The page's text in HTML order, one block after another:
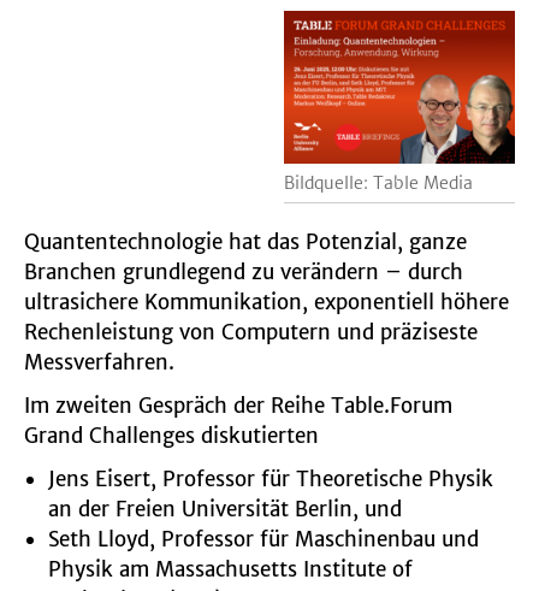
Bildquelle: Table Media
Quantentechnologie hat das Potenzial, ganze
Branchen grundlegend zu verändern – durch
ultrasichere Kommunikation, exponentiell höhere
Rechenleistung von Computern und präziseste
Messverfahren.
Im zweiten Gespräch der Reihe Table.Forum
Grand Challenges diskutierten
Jens Eisert, Professor für Theoretische Physik
an der Freien Universität Berlin, und
Seth Lloyd, Professor für Maschinenbau und
Physik am Massachusetts Institute of